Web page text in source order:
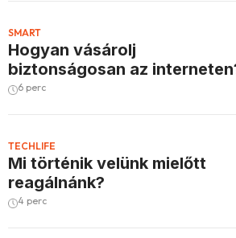
SMART
Hogyan vásárolj
biztonságosan az
6 perc
TECHLIFE
Mi történik velünk mielőtt
reagálnánk?
4 perc